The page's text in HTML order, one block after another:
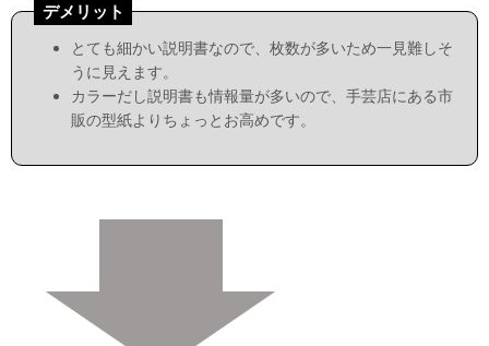
デメリット
とても細かい説明書なので、枚数が多いため一見難しそ
うに見えます。
カラーだし説明書も情報量が多いので、手芸店にある市
販の型紙よりちょっとお高めです。